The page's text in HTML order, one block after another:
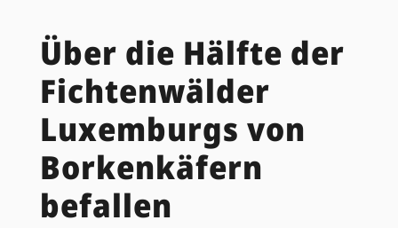
Über die Hälfte der
Fichtenwälder
Luxemburgs von
Borkenkäfern
befallen